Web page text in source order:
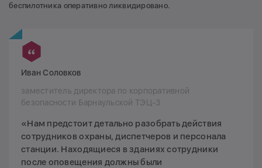
беспилотника оперативно ликвидировано.
Иван Соловков
заместитель директора по корпоративной
безопасности Барнаульской ТЭЦ-3
«Нам предстоит детально разобрать действия
сотрудников охраны, диспетчеров и персонала
станции. Находящиеся в зданиях сотрудники
после оповещения должны были